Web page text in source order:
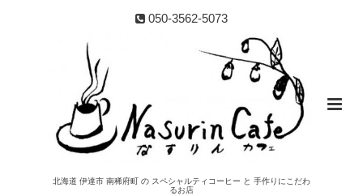
050-3562-5073
北海道 伊達市 南稀府町 の スペシャルティコーヒー と 手作りにこだわ
るお店